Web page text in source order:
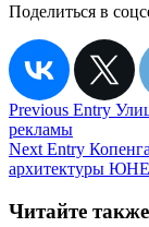
Поделиться в
Навигация
по
записям
Previous Entry
рекламы
Next Entry
архитектуры
Читайте также